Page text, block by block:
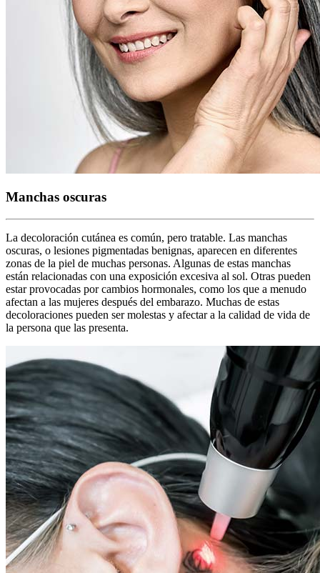
Manchas oscuras
La decoloración cutánea es común, pero tratable. Las manchas
oscuras, o lesiones pigmentadas benignas, aparecen en diferentes
zonas de la piel de muchas personas. Algunas de estas manchas
están relacionadas con una exposición excesiva al sol. Otras pueden
estar provocadas por cambios hormonales, como los que a menudo
afectan a las mujeres después del embarazo. Muchas de estas
decoloraciones pueden ser molestas y afectar a la calidad de vida de
la persona que las presenta.